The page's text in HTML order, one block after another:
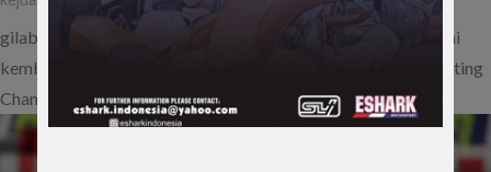
gilabalap.com – Pegokart belia asal Indonesia, Oliver Rito Sini
kembali mengikuti kejuaraan gokart bertajuk Italian ACI Karting
Championship yang diselenggarakan…